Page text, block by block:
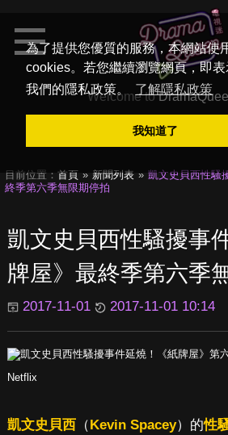
為了提供您優質的服務，本網站使
cookies。若您繼續瀏覽網頁，即
我們的隱私政策。
了解隱私政策
我知道了
Welcome to
目前位置： 首頁 新聞列表
凱文史貝西性騷
終季第六季無限期停拍
凱文史貝西性騷擾事
牌屋》最終季第六季
2017-11-01 2017-11-01 10:14
Netflix
凱文史貝西（Kevin Spacey）的性